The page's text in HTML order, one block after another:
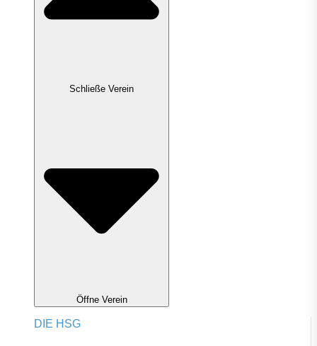
Schließe Verein
Öffne Verein
DIE HSG